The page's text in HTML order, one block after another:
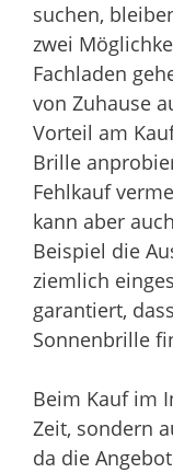
suchen,
zwei
Fachladen
von Zuhause
Vorteil am
Brille
Fehlkauf
kann aber
Beispiel die
ziemlich
garantiert,
Sonnenbrille
Beim Kauf im
Zeit, sondern
da die